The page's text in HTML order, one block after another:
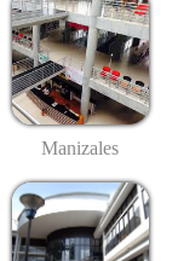
Manizales